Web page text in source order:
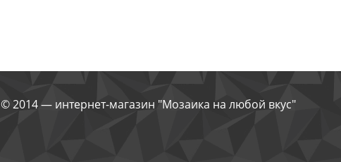
© 2014 — интернет-магазин "Мозаика на любой вкус"